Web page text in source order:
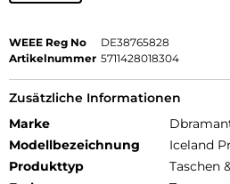
WEEE Reg No
DE38765828
Artikelnummer 5711428018304
Zusätzliche Informationen
Marke
Modellbezeichnung
Iceland
Produkttyp
Taschen